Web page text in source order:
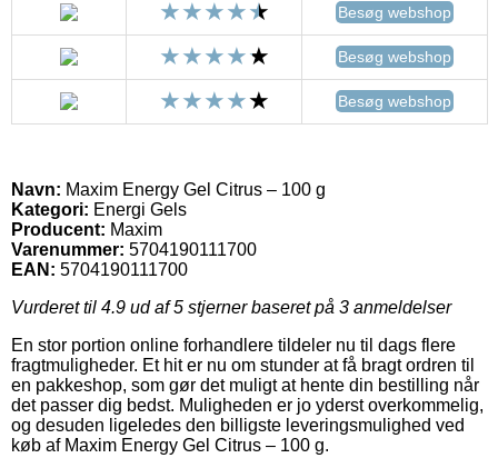
Besøg webshop
Besøg webshop
Besøg webshop
Navn: Maxim Energy Gel Citrus – 100 g
Kategori: Energi Gels
Producent: Maxim
Varenummer: 5704190111700
EAN: 5704190111700
Vurderet til 4.9 ud af 5 stjerner baseret på 3 anmeldelser
En stor portion online forhandlere tildeler nu til dags flere
fragtmuligheder. Et hit er nu om stunder at få bragt ordren til
en pakkeshop, som gør det muligt at hente din bestilling når
det passer dig bedst. Muligheden er jo yderst overkommelig,
og desuden ligeledes den billigste leveringsmulighed ved
køb af Maxim Energy Gel Citrus – 100 g.